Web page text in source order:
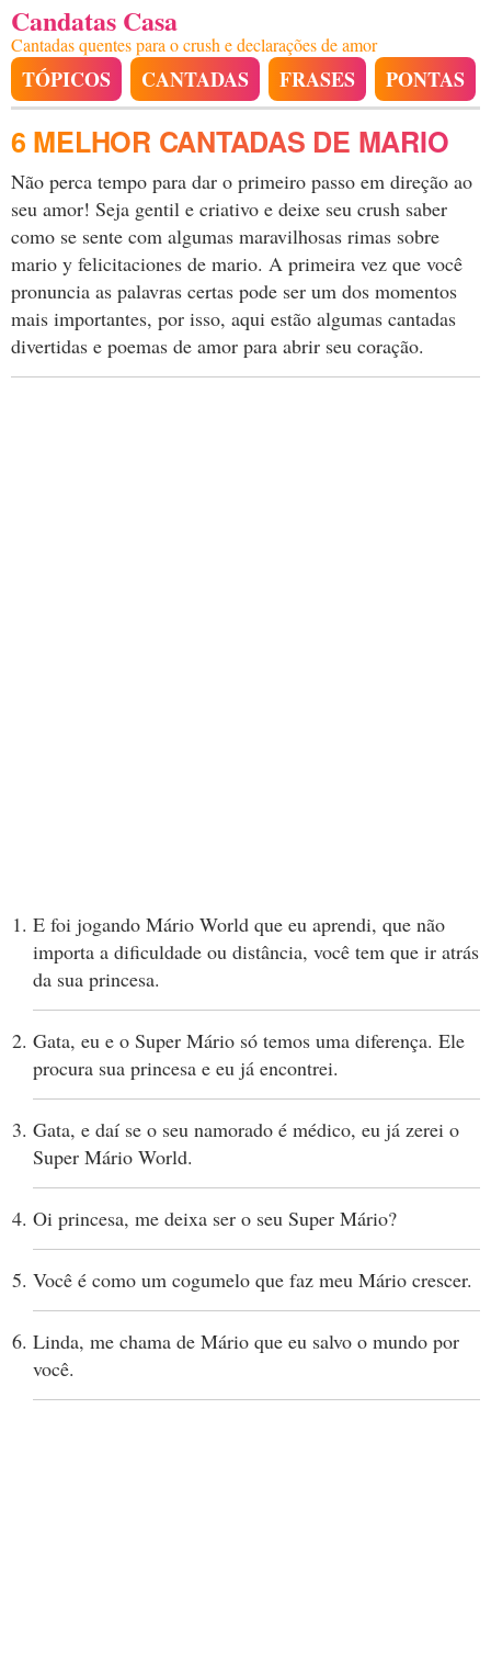
Candatas Casa
Cantadas quentes para o crush e declarações de amor
TÓPICOS CANTADAS FRASES PONTAS
6 MELHOR CANTADAS DE MARIO
Não perca tempo para dar o primeiro passo em direção ao
seu amor! Seja gentil e criativo e deixe seu crush saber
como se sente com algumas maravilhosas rimas sobre
mario y felicitaciones de mario. A primeira vez que você
pronuncia as palavras certas pode ser um dos momentos
mais importantes, por isso, aqui estão algumas cantadas
divertidas e poemas de amor para abrir seu coração.
E foi jogando Mário World que eu aprendi, que não
importa a dificuldade ou distância, você tem que ir atrás
da sua princesa.
Gata, eu e o Super Mário só temos uma diferença. Ele
procura sua princesa e eu já encontrei.
Gata, e daí se o seu namorado é médico, eu já zerei o
Super Mário World.
Oi princesa, me deixa ser o seu Super Mário?
Você é como um cogumelo que faz meu Mário crescer.
Linda, me chama de Mário que eu salvo o mundo por
você.